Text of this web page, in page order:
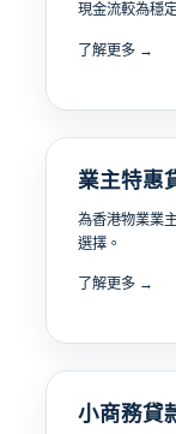
現金流較為穩
了解更多 →
業主特惠
為香港物業業
選擇。
了解更多 →
小商務貸